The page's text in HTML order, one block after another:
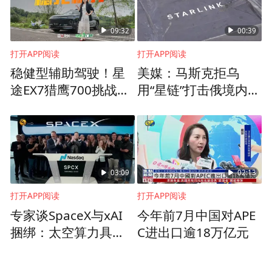
09:32
打开APP阅读
稳健型辅助驾驶！星
途EX7猎鹰700挑战重
00:39
打开APP阅读
美媒：马斯克拒乌
用“星链”打击俄境内目
03:09
打开APP阅读
专家谈SpaceX与xAI
捆绑：太空算力具备
02:13
打开APP阅读
今年前7月中国对APE
C进出口逾18万亿元